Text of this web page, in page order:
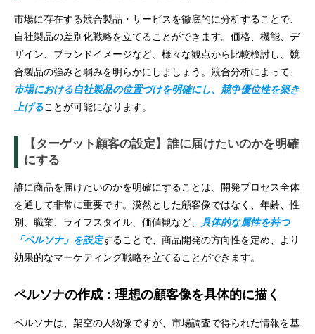
市場に存在する競合製品・サービスを徹底的に分析することで、
自社製品の差別化戦略を立てることができます。価格、機能、デ
ザイン、ブランドイメージなど、様々な観点から比較検討し、競
合製品の強みと弱みを明らかにしましょう。競合分析によって、
市場における自社製品の位置づけを明確にし、競争優位性を築き
上げることが可能になります。
【ターゲット顧客の設定】誰に届けたいのかを明確
にする
誰に商品を届けたいのかを明確にすることは、開発プロセス全体
を通して非常に重要です。漠然とした顧客像ではなく、年齢、性
別、職業、ライフスタイル、価値観など、 具体的な属性を持つ
「ペルソナ」を設定することで、商品開発の方向性を定め、より
効果的なマーケティング戦略を立てることができます。
ペルソナの作成：理想の顧客像を具体的に描く
ペルソナは、架空の人物像ですが、市場調査で得られた情報を基